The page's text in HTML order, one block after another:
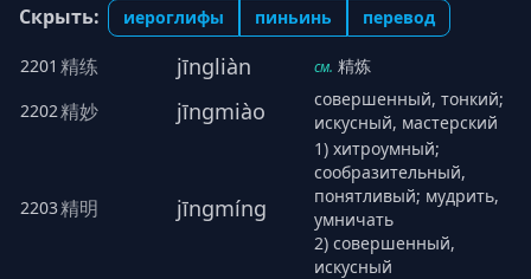
Скрыть: иероглифы пиньинь перевод
2201 精练 jīngliàn см. 精炼
2202精妙 jīngmiào
совершенный, тонкий;
искусный, мастерский
2203精明 jīngmíng
1) хитроумный;
сообразительный,
понятливый; мудрить,
умничать
2) совершенный,
искусный